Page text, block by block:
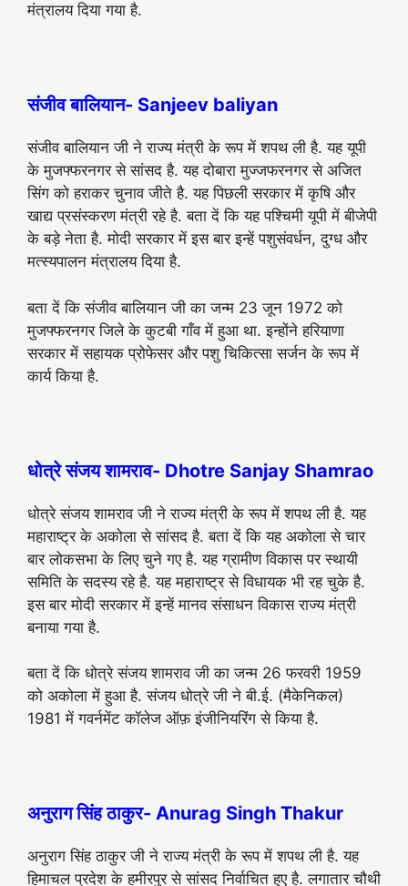
मंत्रालय दिया गया है.
संजीव बालियान- Sanjeev baliyan
संजीव बालियान जी ने राज्य मंत्री के रूप में शपथ ली है. यह यूपी
के मुजफ्फरनगर से सांसद है. यह दोबारा मुज्जफरनगर से अजित
सिंग को हराकर चुनाव जीते है. यह पिछली सरकार में कृषि और
खाद्य प्रसंस्करण मंत्री रहे है. बता दें कि यह पश्चिमी यूपी में बीजेपी
के बड़े नेता है. मोदी सरकार में इस बार इन्हें पशुसंवर्धन, दुग्ध और
मत्स्यपालन मंत्रालय दिया है.
बता दें कि संजीव बालियान जी का जन्म 23 जून 1972 को
मुजफ्फरनगर जिले के कुटबी गाँव में हुआ था. इन्होंने हरियाणा
सरकार में सहायक प्रोफेसर और पशु चिकित्सा सर्जन के रूप में
कार्य किया है.
धोत्रे संजय शामराव- Dhotre Sanjay Shamrao
धोत्रे संजय शामराव जी ने राज्य मंत्री के रूप में शपथ ली है. यह
महाराष्ट्र के अकोला से सांसद है. बता दें कि यह अकोला से चार
बार लोकसभा के लिए चुने गए है. यह ग्रामीण विकास पर स्थायी
समिति के सदस्य रहे है. यह महाराष्ट्र से विधायक भी रह चुके है.
इस बार मोदी सरकार में इन्हें मानव संसाधन विकास राज्य मंत्री
बनाया गया है.
बता दें कि धोत्रे संजय शामराव जी का जन्म 26 फरवरी 1959
को अकोला में हुआ है. संजय धोत्रे जी ने बी.ई. (मैकेनिकल)
1981 में गवर्नमेंट कॉलेज ऑफ़ इंजीनियरिंग से किया है.
अनुराग सिंह ठाकुर- Anurag Singh Thakur
अनुराग सिंह ठाकुर जी ने राज्य मंत्री के रूप में शपथ ली है. यह
हिमाचल प्रदेश के हमीरपुर से सांसद निर्वाचित हुए है. लगातार चौथी